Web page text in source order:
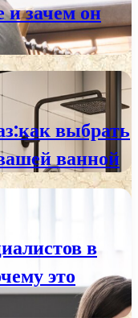
и зачем он
выбрать
ванной
в
это